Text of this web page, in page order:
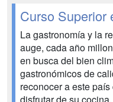
Curso Superior
La gastronomía y la
auge, cada año
en busca del bien
gastronómicos de
reconocer a este